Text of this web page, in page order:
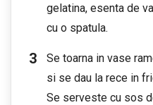
gelatina, esenta de
cu o spatula.
Se toarna in vase
si se dau la rece in
Se serveste cu sos